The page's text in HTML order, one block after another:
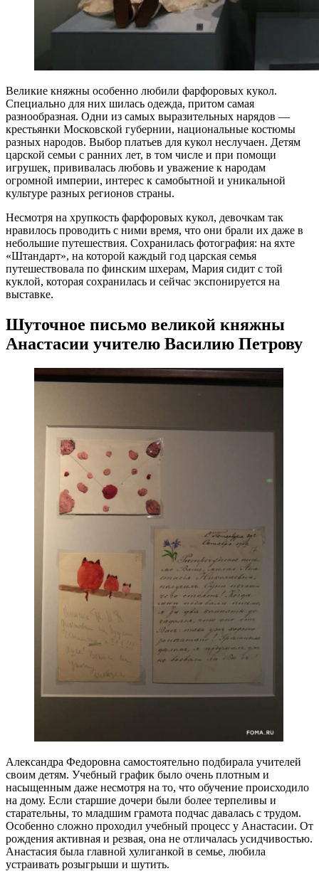
Великие княжны особенно любили фарфоровых кукол.
Специально для них шилась одежда, притом самая
разнообразная. Одни из самых выразительных нарядов —
крестьянки Московской губернии, национальные костюмы
разных народов. Выбор платьев для кукол неслучаен. Детям
царской семьи с ранних лет, в том числе и при помощи
игрушек, прививалась любовь и уважение к народам
огромной империи, интерес к самобытной и уникальной
культуре разных регионов страны.
Несмотря на хрупкость фарфоровых кукол, девочкам так
нравилось проводить с ними время, что они брали их даже в
небольшие путешествия. Сохранилась фотография: на яхте
«Штандарт», на которой каждый год царская семья
путешествовала по финским шхерам, Мария сидит с той
куклой, которая сохранилась и сейчас экспонируется на
выставке.
Шуточное письмо великой княжны
Анастасии учителю Василию Петрову
Александра Федоровна самостоятельно подбирала учителей
своим детям. Учебный график было очень плотным и
насыщенным даже несмотря на то, что обучение происходило
на дому. Если старшие дочери были более терпеливы и
старательны, то младшим грамота подчас давалась с трудом.
Особенно сложно проходил учебный процесс у Анастасии. От
рождения активная и резвая, она не отличалась усидчивостью.
Анастасия была главной хулиганкой в семье, любила
устраивать розыгрыши и шутить.